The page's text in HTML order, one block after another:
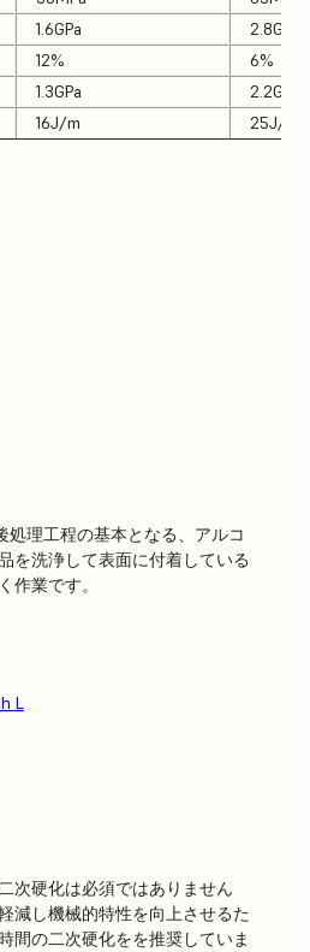
1.6GPa
2.8GPa
12%
6%
1.3GPa
2.2GPa
16J/m 25J/m
処理工程の基本となる、アルコ
を洗浄して表面に付着している
作業です。
L
次硬化は必須ではありません
減し機械的特性を向上させるた
間の二次硬化をを推奨していま